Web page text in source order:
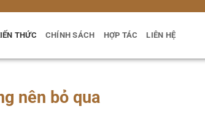
THỨC CHÍNH SÁCH HỢP TÁC LIÊN HỆ
nên bỏ qua